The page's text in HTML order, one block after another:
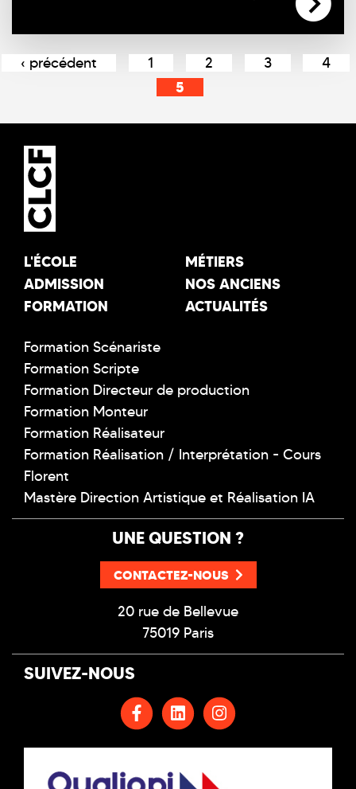
Pages
‹ précédent 1 2 3 4
5
L'ÉCOLE
ADMISSION
FORMATION
MÉTIERS
NOS ANCIENS
ACTUALITÉS
Formation Scénariste
Formation Scripte
Formation Directeur de production
Formation Monteur
Formation Réalisateur
Formation Réalisation / Interprétation - Cours
Florent
Mastère Direction Artistique et Réalisation IA
UNE QUESTION ?
CONTACTEZ-NOUS
20 rue de Bellevue
75019 Paris
SUIVEZ-NOUS